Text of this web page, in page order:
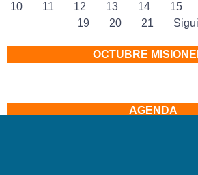
10
11 12 13 14 15
19
20 21
OCTUBRE
AGENDA